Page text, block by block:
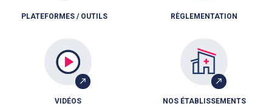
PLATEFORMES / OUTILS RÈGLEMENTATION
VIDÉOS NOS ÉTABLISSEMENTS